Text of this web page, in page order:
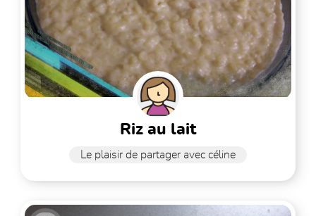
riz au lait
Le plaisir de partager avec céline